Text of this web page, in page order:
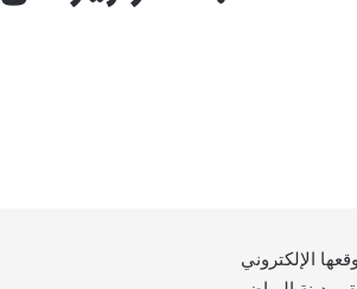
الإلكتروني